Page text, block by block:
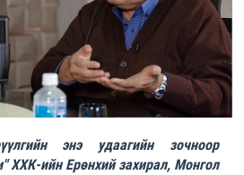
энэ удаагийн зочноор
ХХК-ийн Ерөнхий захирал, Монгол